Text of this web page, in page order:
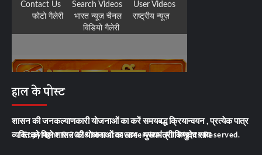
Copyright © 2026 bharatnewsservice. All Rights Reserved.
हाल के पोस्ट
शासन की जनकल्याणकारी योजनाओं का करें समयबद्ध क्रियान्वयन , प्रत्येक पात्र
व्यक्ति को मिले शासन की योजनाओं का लाभ : मुख्यमंत्री विष्णुदेव साय